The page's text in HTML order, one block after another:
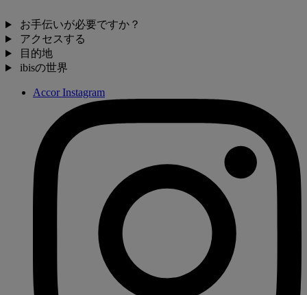
お手伝いが必要ですか？
アクセスする
目的地
ibisの世界
Accor Instagram